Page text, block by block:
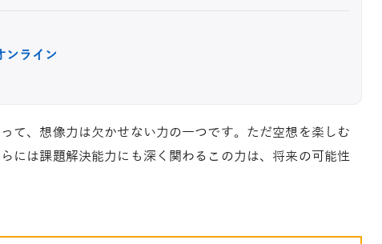
ンライン
て、想像力は欠かせない力の一つです。ただ空想を楽しむ
には課題解決能力にも深く関わるこの力は、将来の可能性